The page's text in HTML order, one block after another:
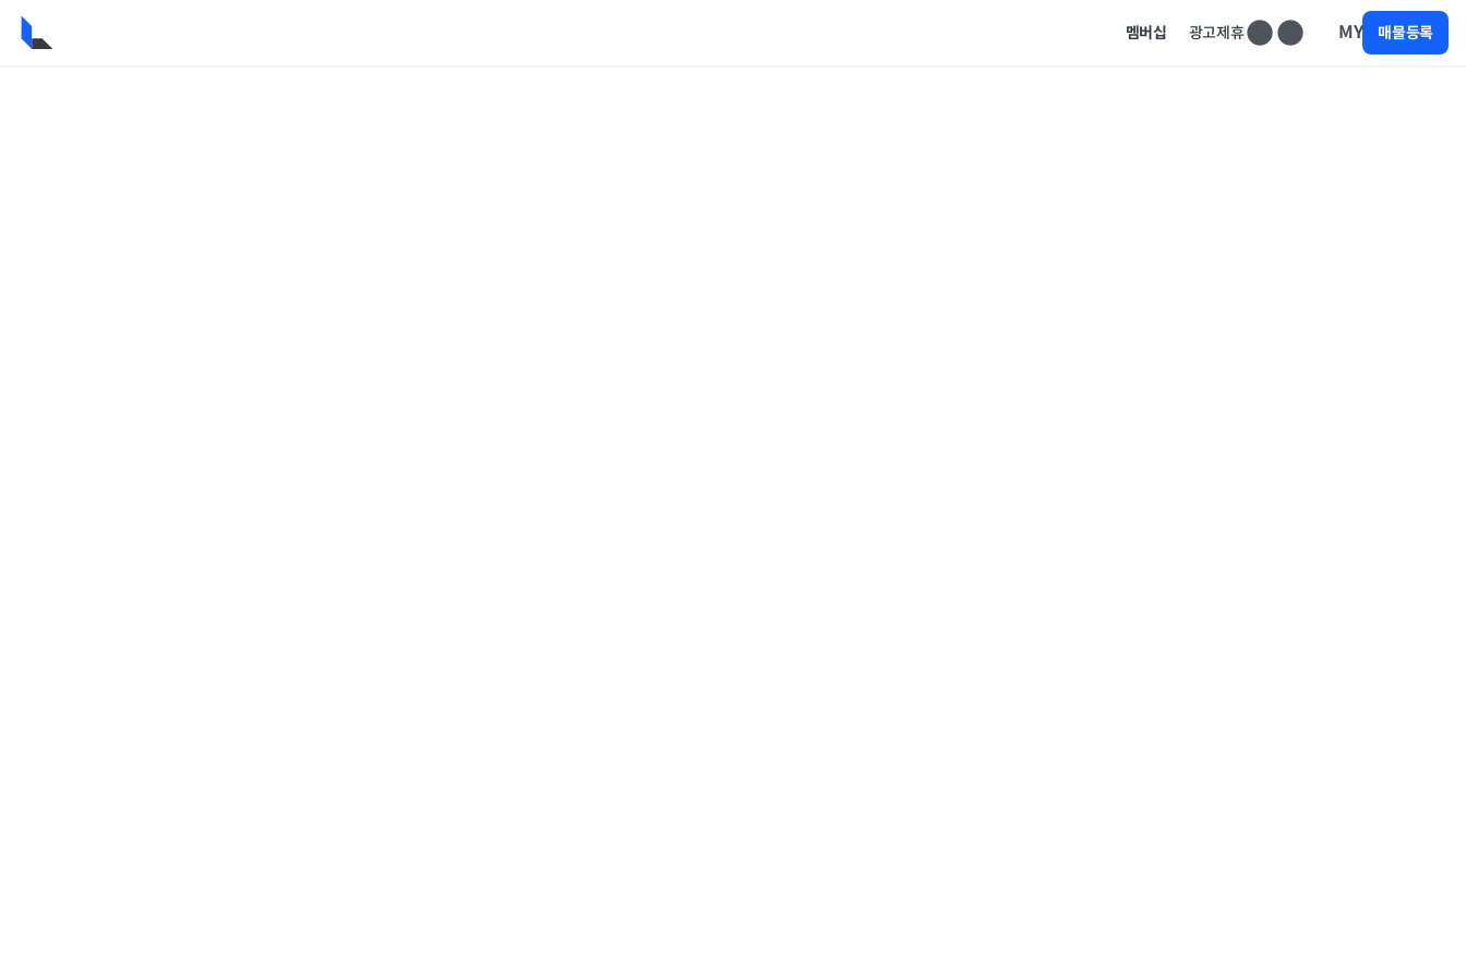
멤버십 광고제휴 MY 매물등록